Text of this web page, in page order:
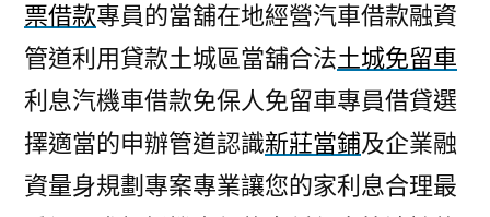
票借款專員的當舖在地經營汽車借款融資
管道利用貸款土城區當舖合法土城免留車
利息汽機車借款免保人免留車專員借貸選
擇適當的申辦管道認識新莊當鋪及企業融
資量身規劃專案專業讓您的家利息合理最